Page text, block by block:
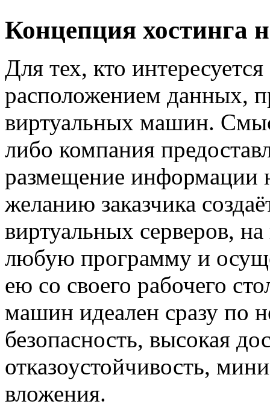
Концепция хостинга
Для тех, кто
расположением данных,
виртуальных машин.
либо компания
размещение информации
желанию заказчика
виртуальных серверов,
любую программу и
ею со своего рабочего
машин идеален сразу по
безопасность, высокая
отказоустойчивость,
вложения.